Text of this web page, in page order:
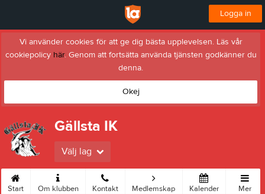
Logga in
Vi använder cookies för att ge dig bästa upplevelsen. Läs vår
cookiepolicy här. Genom att fortsätta använda tjänsten godkänner du
denna.
Okej
Gällsta IK
Välj lag
Start Om klubben Kontakt Medlemskap Kalender Mer